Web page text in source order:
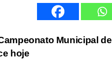
Municipal de
hoje